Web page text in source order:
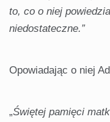
to, co o niej
niedostateczne.”
Opowiadając o niej
„Świętej pamięci